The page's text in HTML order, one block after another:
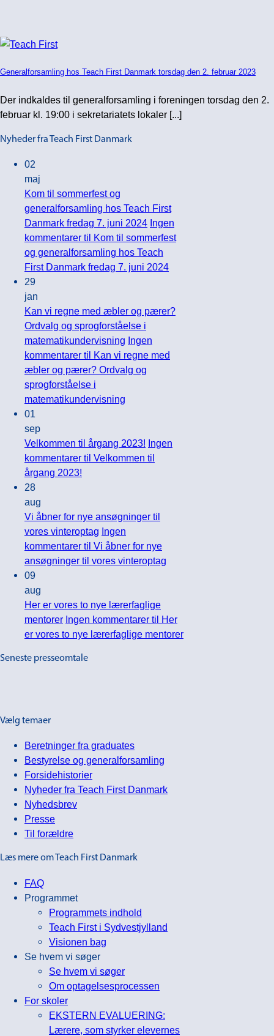
Generalforsamling hos Teach First Danmark torsdag den 2. februar 2023
Der indkaldes til generalforsamling i foreningen torsdag den 2.
februar kl. 19:00 i sekretariatets lokaler [...]
Nyheder fra Teach First Danmark
02
maj
Kom til sommerfest og
generalforsamling hos Teach First
Danmark fredag 7. juni 2024 Ingen
kommentarer til Kom til sommerfest
og generalforsamling hos Teach
First Danmark fredag 7. juni 2024
29
jan
Kan vi regne med æbler og pærer?
Ordvalg og sprogforståelse i
matematikundervisning Ingen
kommentarer til Kan vi regne med
æbler og pærer? Ordvalg og
sprogforståelse i
matematikundervisning
01
sep
Velkommen til årgang 2023! Ingen
kommentarer til Velkommen til
årgang 2023!
28
aug
Vi åbner for nye ansøgninger til
vores vinteroptag Ingen
kommentarer til Vi åbner for nye
ansøgninger til vores vinteroptag
09
aug
Her er vores to nye lærerfaglige
mentorer Ingen kommentarer til Her
er vores to nye lærerfaglige mentorer
Seneste presseomtale
Vælg temaer
Beretninger fra graduates
Bestyrelse og generalforsamling
Forsidehistorier
Nyheder fra Teach First Danmark
Nyhedsbrev
Presse
Til forældre
Læs mere om Teach First Danmark
FAQ
Programmet
Programmets indhold
Teach First i Sydvestjylland
Visionen bag
Se hvem vi søger
Se hvem vi søger
Om optagelsesprocessen
For skoler
EKSTERN EVALUERING:
Lærere, som styrker elevernes